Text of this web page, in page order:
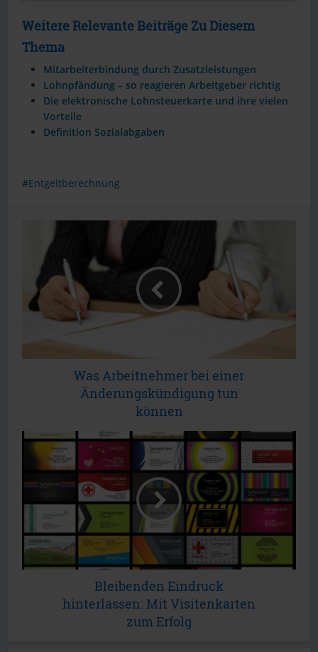
Weitere Relevante Beiträge Zu Diesem
Thema
Mitarbeiterbindung durch Zusatzleistungen
Lohnpfändung – so reagieren Arbeitgeber richtig
Die elektronische Lohnsteuerkarte und ihre vielen
Vorteile
Definition Sozialabgaben
Entgeltberechnung
Was Arbeitnehmer bei einer
Änderungskündigung tun
können
Bleibenden Eindruck
hinterlassen: Mit Visitenkarten
zum Erfolg